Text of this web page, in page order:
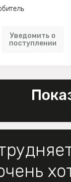
Уведомить о
поступлении